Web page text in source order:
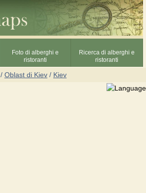
Foto di alberghi e
ristoranti
Ricerca di alberghi e
ristoranti
/ Oblast di Kiev / Kiev